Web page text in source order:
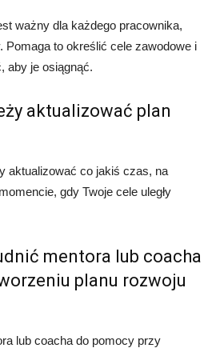
ważny dla każdego pracownika,
Pomaga to określić cele zawodowe i
aby je osiągnąć.
aktualizować plan
aktualizować co jakiś czas, na
gdy Twoje cele uległy
mentora lub coacha
planu rozwoju
lub coacha do pomocy przy